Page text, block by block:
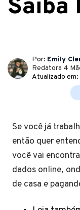
Saiba
Por: Emily
Redatora 4
Atualizado
Se você já
então quer
você vai
dados online,
de casa e